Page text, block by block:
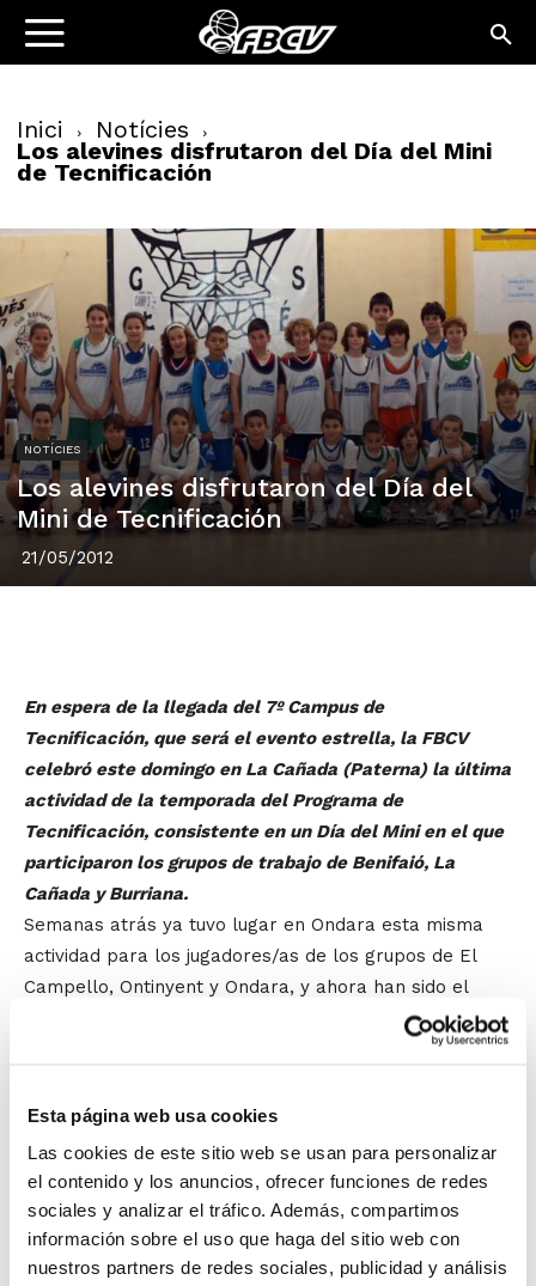
Esta página web usa cookies
Las cookies de este sitio web se usan para personalizar
el contenido y los anuncios, ofrecer funciones de redes
sociales y analizar el tráfico. Además, compartimos
información sobre el uso que haga del sitio web con
nuestros partners de redes sociales, publicidad y análisis
Inici Notícies
Los alevines disfrutaron del Día del Mini
de Tecnificación
NOTÍCIES
Los alevines disfrutaron del Día del
Mini de Tecnificación
21/05/2012
En espera de la llegada del 7º Campus de
Tecnificación, que será el evento estrella, la FBCV
celebró este domingo en La Cañada (Paterna) la última
actividad de la temporada del Programa de
Tecnificación, consistente en un Día del Mini en el que
participaron los grupos de trabajo de Benifaió, La
Cañada y Burriana.
Semanas atrás ya tuvo lugar en Ondara esta misma
actividad para los jugadores/as de los grupos de El
Campello, Ontinyent y Ondara, y ahora han sido el
resto de jugadores/as de la generación de 2001 los que
Estos dos Días del Mini para alevines de primer año
han contado con la asistencia de los seleccionadores
autonómicos de la categoría, y se convierten siempre
en una buena ocasión para poder ver competir entre
sí a los jugadores/as que han entrenado durante todo
el año en el Programa de Tecnificación de la FBCV.